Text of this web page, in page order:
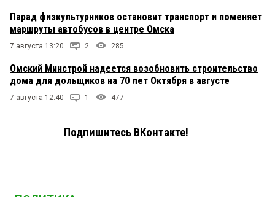
Парад физкультурников остановит транспорт и поменяет
маршруты автобусов в центре Омска
7 августа 13:20 2 285
Омский Минстрой надеется возобновить строительство
дома для дольщиков на 70 лет Октября в августе
7 августа 12:40 1 477
Подпишитесь ВКонтакте!